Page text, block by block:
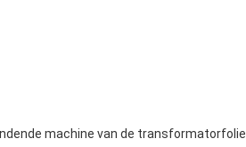
machine van de transformatorfolie